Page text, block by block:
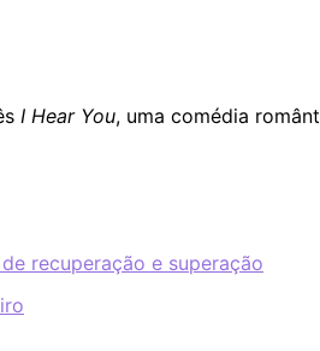
I Hear You, uma comédia
recuperação e superação